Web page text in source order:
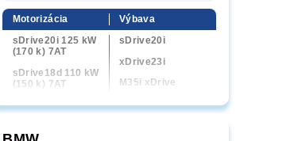
Motorizácia
sDrive20i 125 kW
(170 k) 7AT
sDrive18d 110 kW
(150 k) 7AT
xDrive20d 120
xDrive23i 160 kW
Výbava
sDrive20i
xDrive23i
M35i xDrive
sDrive18d